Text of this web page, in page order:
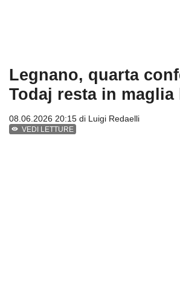
Legnano, quarta
Todaj resta in
08.06.2026 20:15 di Luigi Redaelli
VEDI LETTURE